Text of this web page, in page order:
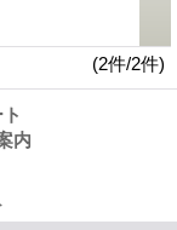
(2件/2件)
内